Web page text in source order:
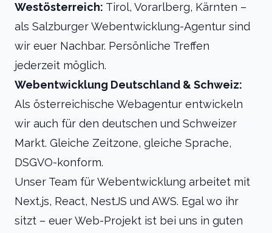
Westösterreich: Tirol, Vorarlberg, Kärnten –
als Salzburger Webentwicklung-Agentur sind
wir euer Nachbar. Persönliche Treffen
jederzeit möglich.
Webentwicklung Deutschland & Schweiz:
Als österreichische Webagentur entwickeln
wir auch für den deutschen und Schweizer
Markt. Gleiche Zeitzone, gleiche Sprache,
DSGVO-konform.
Unser Team für Webentwicklung arbeitet mit
Next.js, React, NestJS und AWS. Egal wo ihr
sitzt – euer Web-Projekt ist bei uns in guten